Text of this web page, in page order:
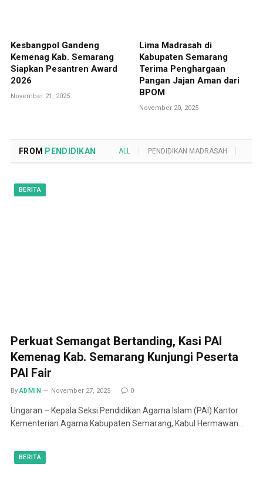
Kesbangpol Gandeng
Kemenag Kab. Semarang
Siapkan Pesantren Award
2026
November 21, 2025
Lima Madrasah di
Kabupaten Semarang
Terima Penghargaan
Pangan Jajan Aman dari
BPOM
November 20, 2025
FROM PENDIDIKAN ALL PENDIDIKAN MADRASAH
BERITA
Perkuat Semangat Bertanding, Kasi PAI
Kemenag Kab. Semarang Kunjungi Peserta
PAI Fair
By ADMIN November 27, 2025 0
Ungaran – Kepala Seksi Pendidikan Agama Islam (PAI) Kantor
Kementerian Agama Kabupaten Semarang, Kabul Hermawan…
BERITA